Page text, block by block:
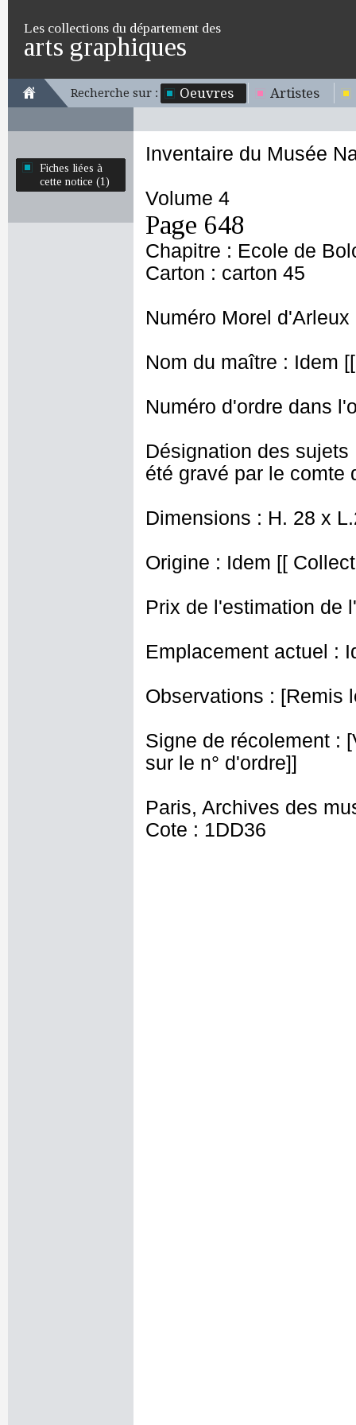
Les collections du département des
arts graphiques
Recherche sur : Oeuvres Artistes
Fiches liées à
cette notice (1)
Inventaire du Musée
Volume 4
Page 648
Chapitre : Ecole de
Carton : carton 45
Numéro Morel d'Arleux
Nom du maître : Idem
Numéro d'ordre dans
Désignation des
été gravé par le comte
Dimensions : H. 28 x
Origine : Idem [[
Prix de l'estimation de
Emplacement actuel :
Observations : [Remis
Signe de récolement :
sur le n° d'ordre]]
Paris, Archives des
Cote : 1DD36